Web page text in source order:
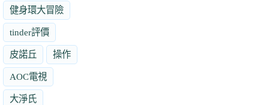
健身環大冒險
tinder評價
皮諾丘 操作
AOC電視
大淨氏